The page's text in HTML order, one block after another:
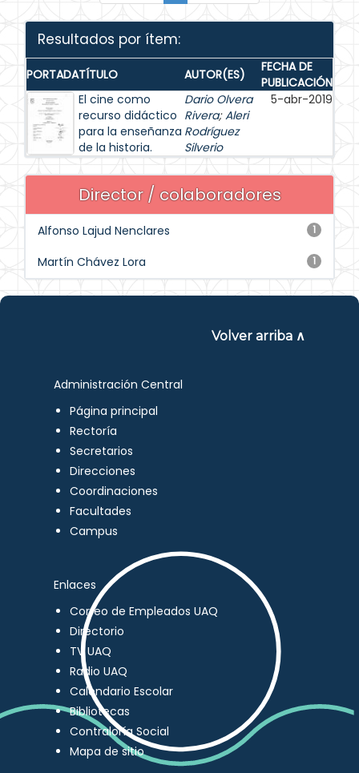
Resultados por ítem:
PORTADATÍTULO AUTOR(ES)
FECHA DE
PUBLICACIÓN
El cine como
recurso didáctico
para la enseñanza
de la historia.
Dario Olvera
Rivera;Aleri
Rodríguez
Silverio
5-abr-2019
Director / colaboradores
1
Alfonso Lajud Nenclares
1
Martín Chávez Lora
Volver arriba ∧
Administración Central
Página principal
Rectoría
Secretarios
Direcciones
Coordinaciones
Facultades
Campus
Enlaces
Correo de Empleados UAQ
Directorio
TV UAQ
Radio UAQ
Calendario Escolar
Bibliotecas
Contraloría Social
Mapa de sitio